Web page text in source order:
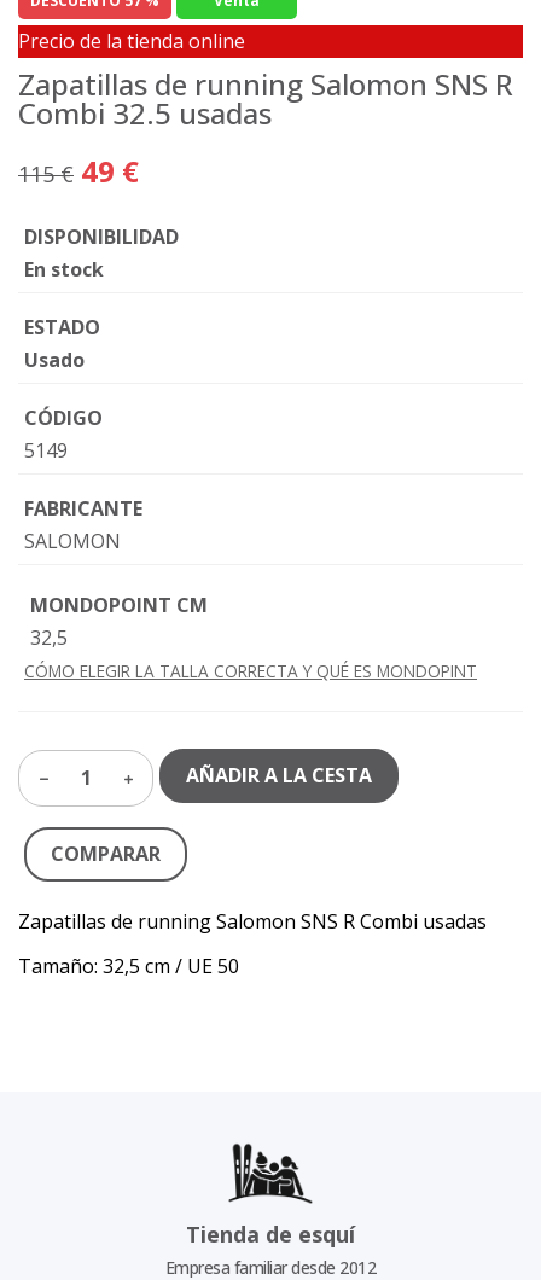
Precio de la tienda online
Zapatillas de running Salomon SNS R
Combi 32.5 usadas
115 € 49 €
DISPONIBILIDAD
En stock
ESTADO
Usado
CÓDIGO
5149
FABRICANTE
SALOMON
MONDOPOINT CM
32,5
CÓMO ELEGIR LA TALLA CORRECTA Y QUÉ ES MONDOPINT
1 AÑADIR A LA CESTA
COMPARAR
Zapatillas de running Salomon SNS R Combi usadas
Tamaño: 32,5 cm / UE 50
Tienda de esquí
Empresa familiar desde 2012